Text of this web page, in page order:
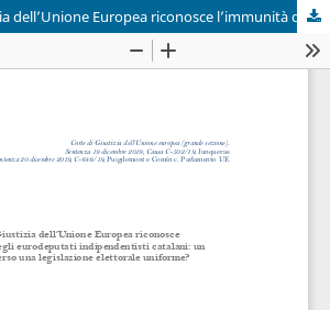
La Corte di Giustizia dell’Unione Europea riconosce l’immunità degli eurodeputati indipendentisti catalani: un altro passo verso una legislazione elettorale uniforme?